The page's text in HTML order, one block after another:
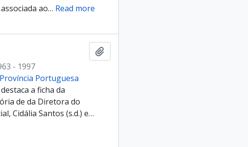
ao… Read more
- 1997
Portuguesa
a ficha da
de da Diretora do
Cidália Santos (s.d.) e…